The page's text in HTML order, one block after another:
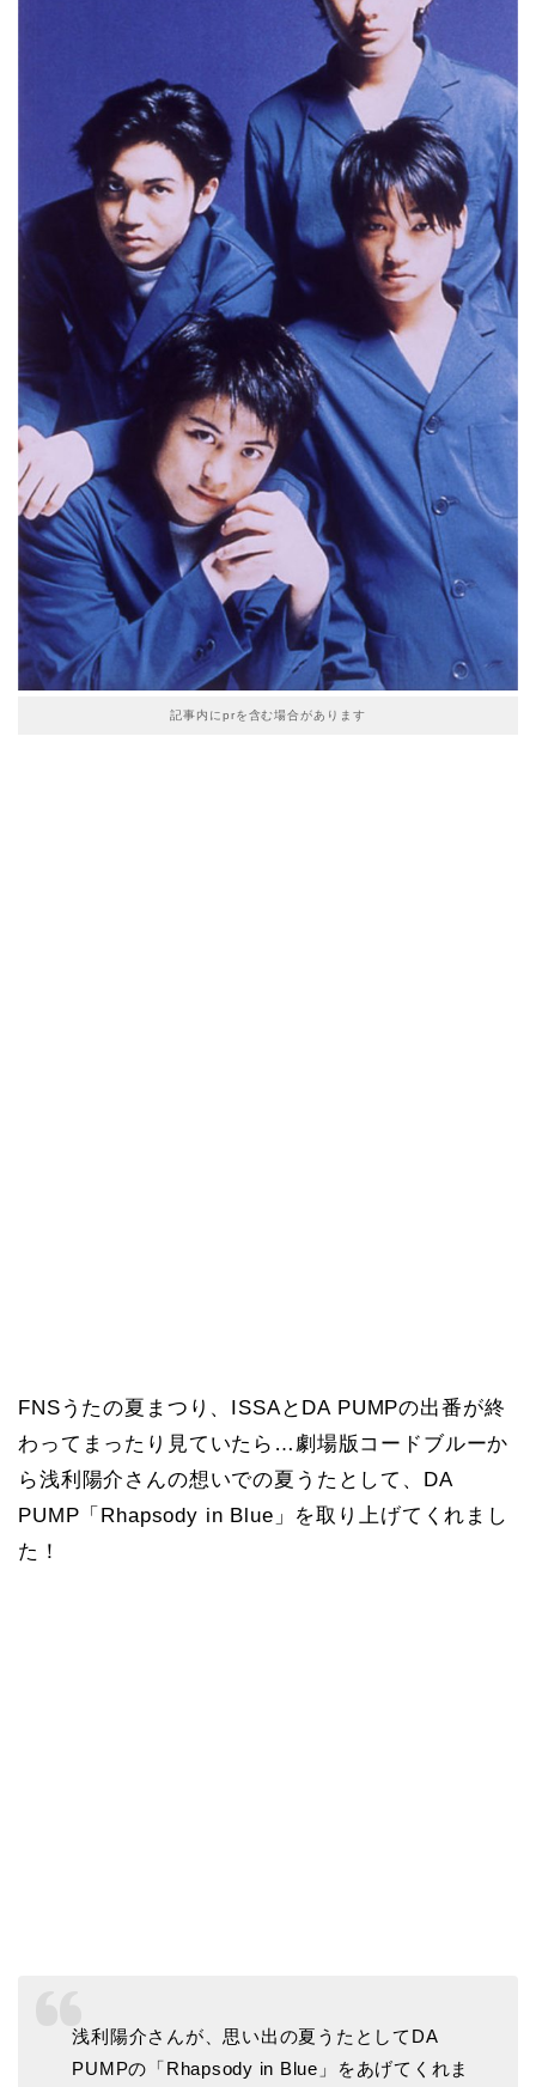
記事内にprを含む場合があります
FNSうたの夏まつり、ISSAとDA PUMPの出番が終
わってまったり見ていたら…劇場版コードブルーか
ら浅利陽介さんの想いでの夏うたとして、DA
PUMP「Rhapsody in Blue」を取り上げてくれまし
た！
浅利陽介さんが、思い出の夏うたとしてDA
PUMPの「Rhapsody in Blue」をあげてくれま